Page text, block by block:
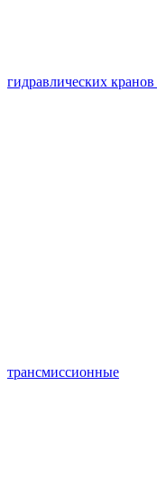
гидравлических кранов
трансмиссионные